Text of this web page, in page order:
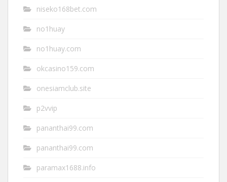
niseko168bet.com
no1huay
no1huay.com
okcasino159.com
onesiamclub.site
p2vvip
pananthai99.com
pananthai99.com
paramax1688.info